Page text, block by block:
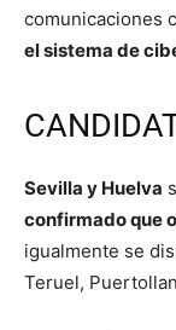
comunicaciones
el sistema de
Sevilla y Huelva
confirmado que
igualmente se
Teruel,